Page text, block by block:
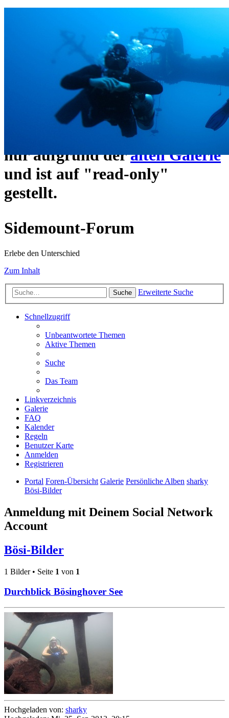
Das Sidemount-Forum ist auf
ein neues Forensystem
umgezogen und wie gewohnt
https://www.sidemount-
forum.com erreichbar.
Das alte Forum hier existiert
nur aufgrund deralten Galerie
und ist auf "read-only"
gestellt.
Sidemount-Forum
Erlebe den Unterschied
Zum Inhalt
Suche Erweiterte Suche
Schnellzugriff
Unbeantwortete Themen
Aktive Themen
Suche
Das Team
Linkverzeichnis
Galerie
FAQ
Kalender
Regeln
Benutzer Karte
Anmelden
Registrieren
Portal Foren-Übersicht Galerie Persönliche Alben sharky
Bösi-Bilder
Anmeldung mit Deinem Social Network
Account
Bösi-Bilder
1 Bilder • Seite 1 von 1
Durchblick Bösinghover See
Hochgeladen von: sharky